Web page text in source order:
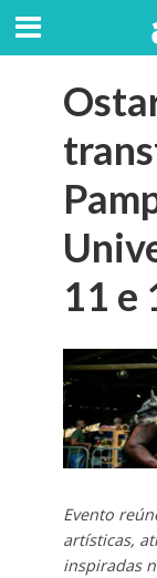
11 e
Evento
artísticas,
inspiradas